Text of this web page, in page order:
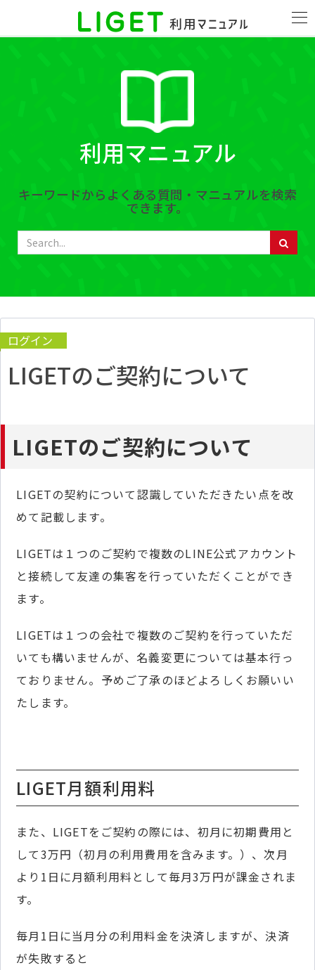
利用マニュアル
キーワードからよくある質問・マニュアルを検索
できます。
ログイン
LIGETのご契約について
LIGETのご契約について
LIGETの契約について認識していただきたい点を改
めて記載します。
LIGETは１つのご契約で複数のLINE公式アカウント
と接続して友達の集客を行っていただくことができ
ます。
LIGETは１つの会社で複数のご契約を行っていただ
いても構いませんが、名義変更については基本行っ
ておりません。予めご了承のほどよろしくお願いい
たします。
LIGET月額利用料
また、LIGETをご契約の際には、初月に初期費用と
して3万円（初月の利用費用を含みます。）、次月
より1日に月額利用料として毎月3万円が課金されま
す。
毎月1日に当月分の利用料金を決済しますが、決済
が失敗すると